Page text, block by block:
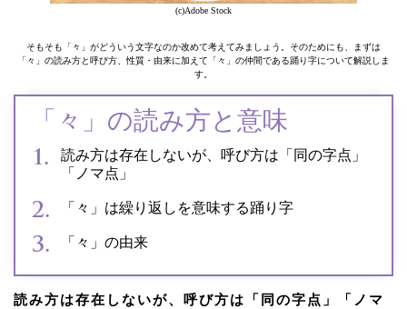
(c)Adobe Stock
そもそも「々」がどういう文字なのか改めて考えてみましょう。そのためにも、まずは
「々」の読み方と呼び方、性質・由来に加えて「々」の仲間である踊り字について解説しま
す。
「々」の読み方と意味
読み方は存在しないが、呼び方は「同の字点」
「ノマ点」
「々」は繰り返しを意味する踊り字
「々」の由来
読み方は存在しないが、呼び方は「同の字点」「ノマ